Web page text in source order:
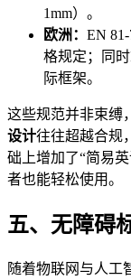
1mm）。
欧洲： EN
格规定；同
际框架。
这些规范并非束缚
设计往往超越合规
础上增加了“简易
者也能轻松使用。
五、无障碍
随着物联网与人工